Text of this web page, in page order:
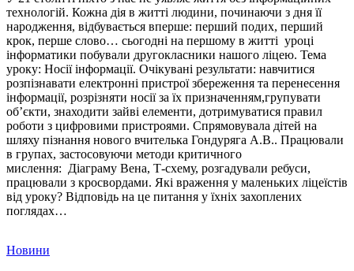
технологій. Кожна дія в житті людини, починаючи з дня її
народження, відбувається вперше: перший подих, перший
крок, перше слово… сьогодні на першому в житті уроці
інформатики побували другокласники нашого ліцею. Тема
уроку: Носії інформації. Очікувані результати: навчитися
розпізнавати електронні пристрої збереження та перенесення
інформації, розрізняти носії за їх призначенням,групувати
об’єкти, знаходити зайві елементи, дотримуватися правил
роботи з цифровими пристроями. Спрямовувала дітей на
шляху пізнання нового вчителька Гондуряга А.В.. Працювали
в групах, застосовуючи методи критичного
мислення: Діаграму Вена, Т-схему, розгадували ребуси,
працювали з кросвордами. Які враження у маленьких ліцеїстів
від уроку? Відповідь на це питання у їхніх захоплених
поглядах…
Новини